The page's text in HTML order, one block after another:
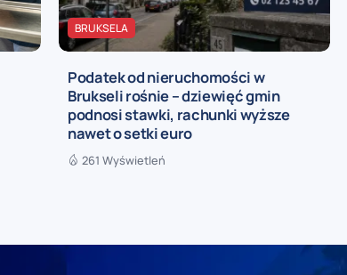
BRUKSELA
Podatek od nieruchomości w
Brukseli rośnie – dziewięć gmin
podnosi stawki, rachunki wyższe
nawet o setki euro
261 Wyświetleń